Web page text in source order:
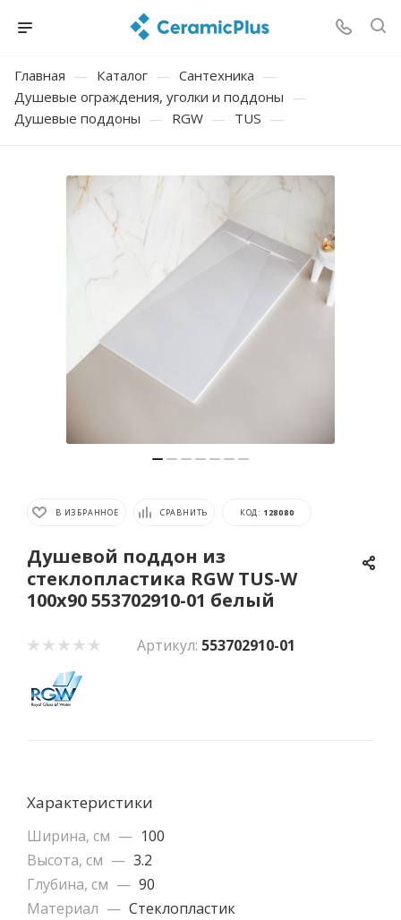
Главная — Каталог — Сантехника —
Душевые ограждения, уголки и поддоны —
Душевые поддоны — RGW — TUS —
В ИЗБРАННОЕ СРАВНИТЬ КОД: 128080
Душевой поддон из
стеклопластика RGW TUS-W
100x90 553702910-01 белый
Артикул: 553702910-01
Характеристики
Ширина, см — 100
Высота, см — 3.2
Глубина, см — 90
Материал — Cтеклопластик